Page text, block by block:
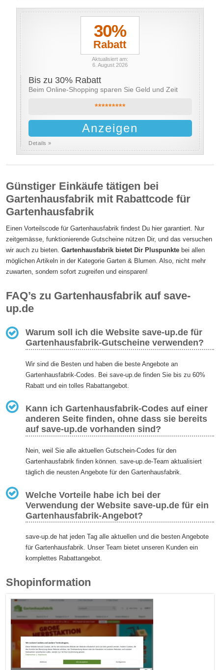
30%
Rabatt
Aktualisiert am:
6. August 2026
Bis zu 30% Rabatt
Beim Online-Shopping sparen Sie Geld und Zeit
*********
Anzeigen
Details »
Günstiger Einkäufe tätigen bei
Gartenhausfabrik mit Rabattcode für
Gartenhausfabrik
Einen Vorteilscode für Gartenhausfabrik findest Du hier garantiert. Nur
zeitgemässe, funktionierende Gutscheine nützen Dir, und das versuchen
wir auch zu bieten.Gartenhausfabrik bietet Dir Pluspunkte bei allen
möglichen Artikeln in der Kategorie Garten & Blumen. Also, nicht mehr
zuwarten, sondern sofort zugreifen und einsparen!
FAQ’s zu Gartenhausfabrik auf save-
up.de
Warum soll ich die Website save-up.de für
Gartenhausfabrik-Gutscheine verwenden?
Wir sind die Besten und haben die beste Angebote an
Gartenhausfabrik-Codes. Bei save-up.de finden Sie bis zu 60%
Rabatt und ein tolles Rabattangebot.
Kann ich Gartenhausfabrik-Codes auf einer
anderen Seite finden, ohne dass sie bereits
auf save-up.de vorhanden sind?
Nein, weil Sie alle aktuellen Gutschein-Codes für den
Gartenhausfabrik finden können. save-up.de-Team aktualisiert
täglich die neusten Angebote für den Gartenhausfabrik.
Welche Vorteile habe ich bei der
Verwendung der Website save-up.de für ein
Gartenhausfabrik-Angebot?
save-up.de hat jeden Tag alle aktuellen und die besten Angebote
für Gartenhausfabrik. Unser Team bietet unseren Kunden ein
komplettes Rabattangebot.
Shopinformation